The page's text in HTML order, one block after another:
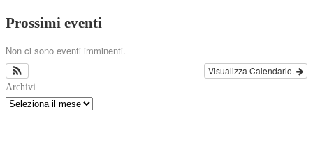
Prossimi eventi
Non ci sono eventi imminenti.
Visualizza Calendario.
Archivi